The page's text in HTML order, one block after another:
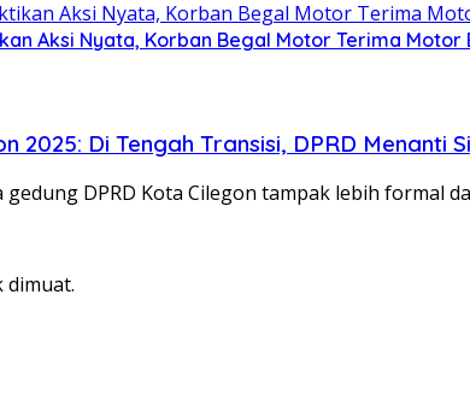
Aksi Nyata, Korban Begal Motor Terima Motor
2025: Di Tengah Transisi, DPRD Menanti
gedung DPRD Kota Cilegon tampak lebih formal
dimuat.